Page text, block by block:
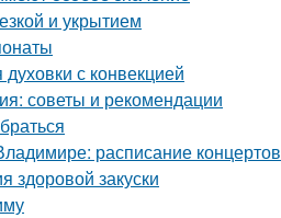
и укрытием
с конвекцией
советы и рекомендации
расписание концертов
здоровой закуски